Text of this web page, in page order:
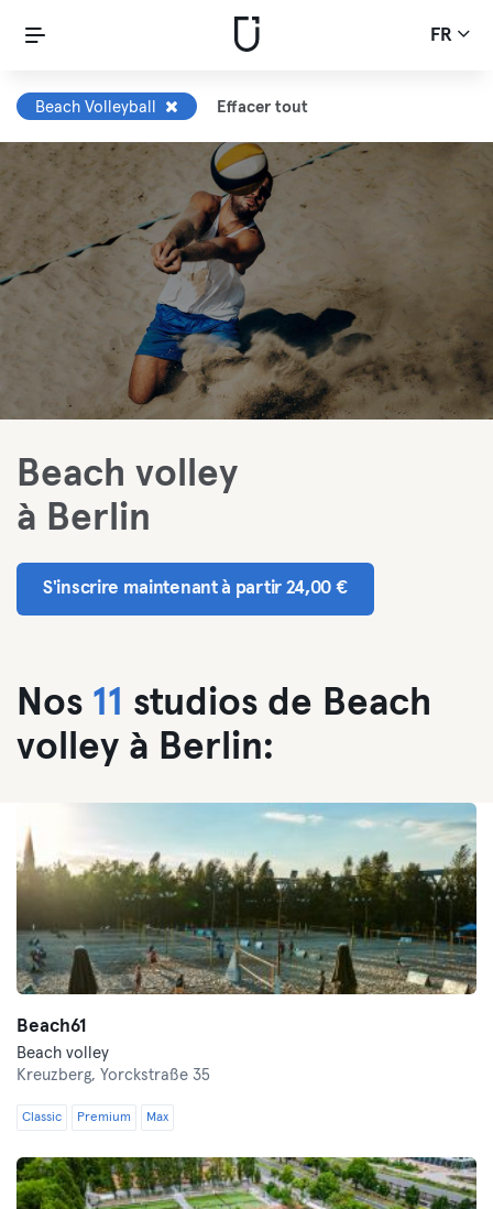
FR
Beach Volleyball Effacer tout
Beach volley
à Berlin
S'inscrire maintenant à partir 24,00 €
Nos 11 studios de Beach
volley à Berlin:
Beach61
Beach volley
Kreuzberg, Yorckstraße 35
Classic Premium Max